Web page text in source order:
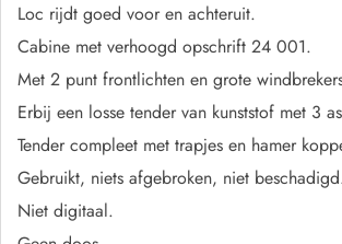
Loc rijdt goed voor en achteruit.
Cabine met verhoogd opschrift 24 001.
Met 2 punt frontlichten en grote
Erbij een losse tender van kunststof met 3
Tender compleet met trapjes en hamer
Gebruikt, niets afgebroken, niet
Niet digitaal.